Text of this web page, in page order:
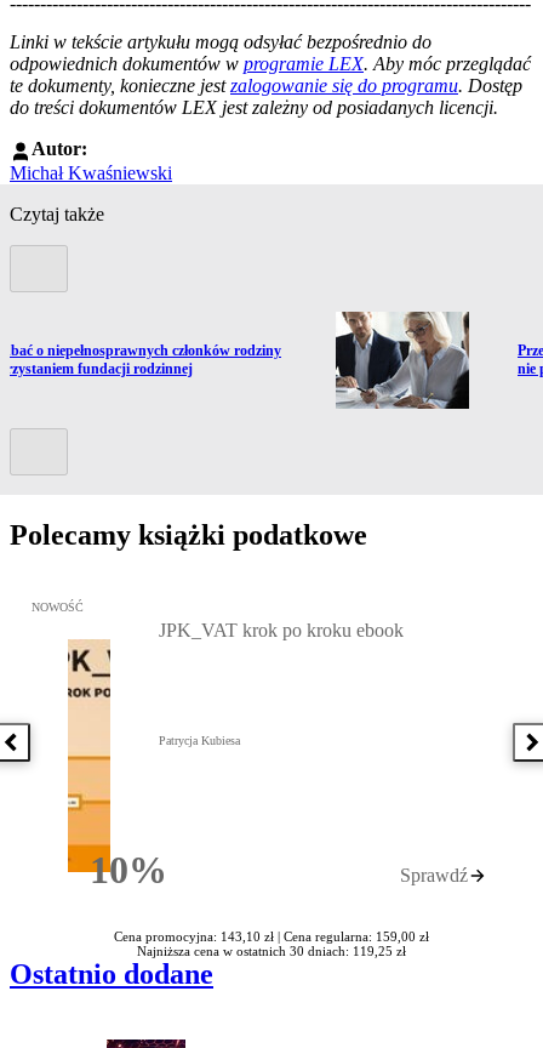
Linki w tekście artykułu mogą odsyłać bezpośrednio do
odpowiednich dokumentów w programie LEX. Aby móc przeglądać
te dokumenty, konieczne jestzalogowanie się do programu. Dostęp
do treści dokumentów LEX jest zależny od posiadanych licencji.
Autor:
Michał Kwaśniewski
Czytaj także
do artykułu:
o niepełnosprawnych członków rodziny
fundacji rodzinnej
nie
Polecamy książki podatkowe
Poprzednia książka
Przejdź do: JPK_VAT krok po kroku ebook, Patrycja Kubiesa -
NOWOŚĆ
10%Rabatu
JPK_VAT krok po kroku ebook
Patrycja Kubiesa
Sprawdź
Cena promocyjna: 143,10 zł | Cena regularna: 159,00 zł
Najniższa cena w ostatnich 30 dniach: 119,25 zł
Ostatnio dodane